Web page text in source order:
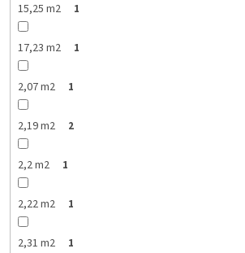
15,25 m2 1
17,23 m2 1
2,07 m2 1
2,19 m2 2
2,2 m2 1
2,22 m2 1
2,31 m2 1